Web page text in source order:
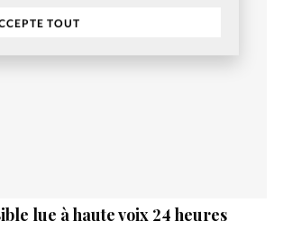
TOUT
lue à haute voix 24 heures